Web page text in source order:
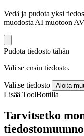
Vedä ja pudota yksi
muodosta AI muotoon
Pudota tiedosto tähän
Valitse ensin tiedosto.
Valitse tiedosto Aloita
Lisää ToolBottilla
Tarvitsetko